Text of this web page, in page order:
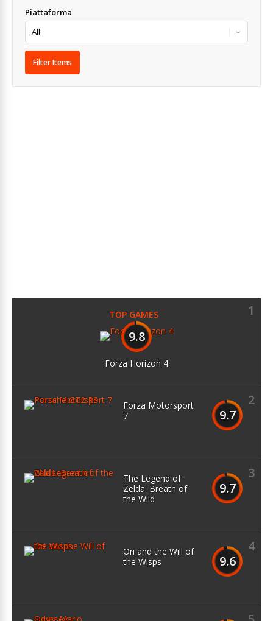
Piattaforma
TOP GAMES
1
9.8
Forza Horizon 4
2
9.7
Forza Motorsport
7
3
9.7
The Legend of
Zelda: Breath of
the Wild
4
9.6
Ori and the Will of
the Wisps